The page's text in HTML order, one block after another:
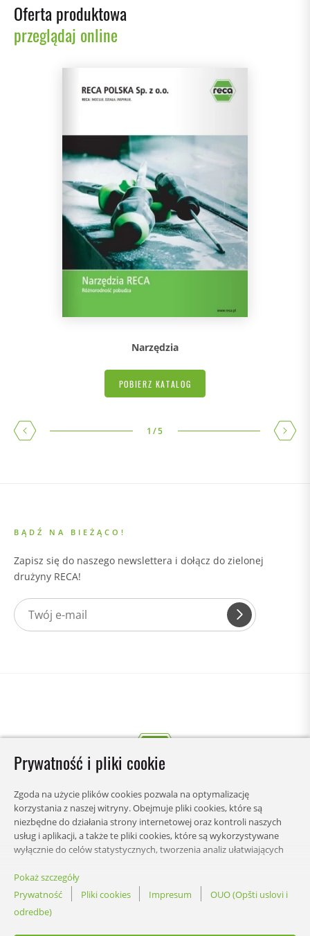
Oferta produktowa
przeglądaj online
Narzędzia
POBIERZ KATALOG
1 /5
STRONY
ZAGADNIENIA PRAWNE
BĄDŹ NA BIEŻĄCO!
Zapisz się do naszego newslettera i dołącz do zielonej
drużyny RECA!
Prywatność i pliki cookie
Zgoda na użycie plików cookies pozwala na optymalizację
korzystania z naszej witryny. Obejmuje pliki cookies, które są
niezbędne do działania strony internetowej oraz kontroli naszych
usług i aplikacji, a także te pliki cookies, które są wykorzystywane
wyłącznie do celów statystycznych, tworzenia analiz ułatwiających
wyświetlania spersonalizowanych treści. Możesz wybrać kategorie,
na które chcesz zezwolić, i dostosować ustawienia wykorzystania
danych. W każdej chwili możesz zmienić swoje preferencje odnośnie
ustawień.
Pokaż szczegóły
Prywatność
Pliki cookies Impresum
OUO (Opšti uslovi i
odredbe)